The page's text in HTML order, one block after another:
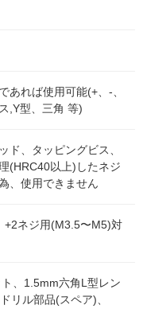
あれば使用可能(+、-、
,Y型、三角 等)
ド、タッピングビス、
(HRC40以上)したネジ
、使用できません
+2ネジ用(M3.5〜M5)対
、1.5mm六角L型レン
リル部品(スペア)、